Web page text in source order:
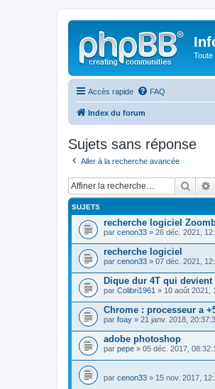
Toute
Accès rapide FAQ
Index du forum
Sujets sans réponse
Aller à la recherche avancée
SUJETS
recherche logiciel
par cenon33 » 26 déc. 2021,
recherche logiciel
par cenon33 » 07 déc. 2021,
Dique dur 4T qui devient
par Colibri1961 » 10 août 2021,
Chrome : processeur a
par foay » 21 janv. 2018,
adobe photoshop
par pepe » 05 déc. 2017,
par cenon33 » 15 nov. 2017,